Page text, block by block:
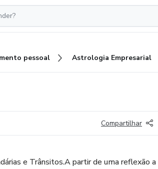
pessoal Astrologia Empresarial
Compartilhar
e Trânsitos.A partir de uma reflexão a